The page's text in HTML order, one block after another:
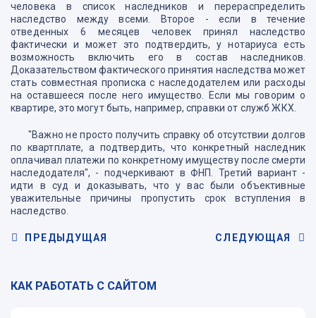
человека в список наследников и перераспределить
наследство между всеми. Второе - если в течение
отведенных 6 месяцев человек принял наследство
фактически и может это подтвердить, у нотариуса есть
возможность включить его в состав наследников.
Доказательством фактического принятия наследства может
стать совместная прописка с наследодателем или расходы
на оставшееся после него имущество. Если мы говорим о
квартире, это могут быть, например, справки от служб ЖКХ.
"Важно не просто получить справку об отсутствии долгов
по квартплате, а подтвердить, что конкретный наследник
оплачивал платежи по конкретному имуществу после смерти
наследодателя", - подчеркивают в ФНП. Третий вариант -
идти в суд и доказывать, что у вас были объективные
уважительные причины пропустить срок вступления в
наследство.
ПРЕДЫДУЩАЯ СЛЕДУЮЩАЯ
КАК РАБОТАТЬ С САЙТОМ